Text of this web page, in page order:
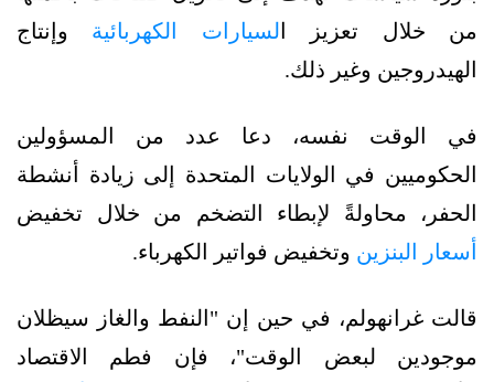
من خلال تعزيز ا لسيارات الكهربائية وإنتاج
الهيدروجين وغير ذلك.
في الوقت نفسه، دعا عدد من المسؤولين
الحكوميين في الولايات المتحدة إلى زيادة أنشطة
الحفر، محاولةً لإبطاء التضخم من خلال تخفيض
أسعار البنزين وتخفيض فواتير الكهرباء.
قالت غرانهولم، في حين إن "النفط والغاز سيظلان
موجودين لبعض الوقت"، فإن فطم الاقتصاد